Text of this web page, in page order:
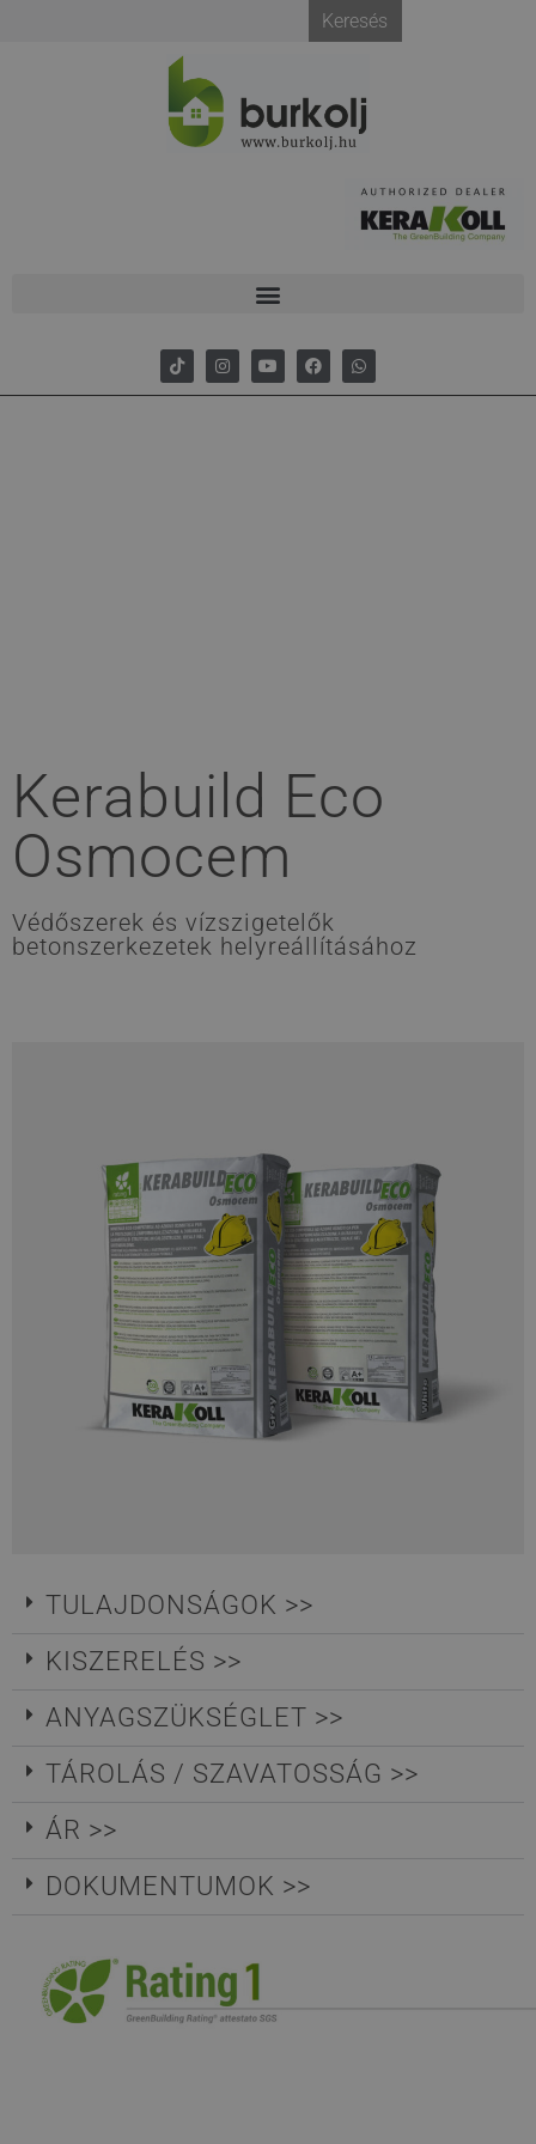
Keresés
Kerabuild Eco
Osmocem
Védőszerek és vízszigetelők
betonszerkezetek helyreállításához
TULAJDONSÁGOK >>
KISZERELÉS >>
ANYAGSZÜKSÉGLET >>
TÁROLÁS / SZAVATOSSÁG >>
ÁR >>
DOKUMENTUMOK >>